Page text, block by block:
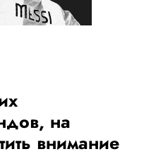
на
внимание